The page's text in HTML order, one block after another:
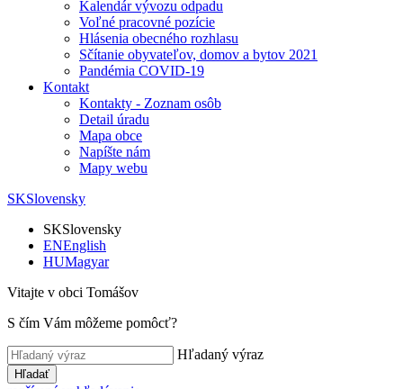
Kalendár vývozu odpadu
Voľné pracovné pozície
Hlásenia obecného rozhlasu
Sčítanie obyvateľov, domov a bytov 2021
Pandémia COVID-19
Kontakt
Kontakty - Zoznam osôb
Detail úradu
Mapa obce
Napíšte nám
Mapy webu
SKSlovensky
SKSlovensky
ENEnglish
HUMagyar
Vitajte v obci Tomášov
S čím Vám môžeme pomôcť?
Hľadaný výraz
Hľadať